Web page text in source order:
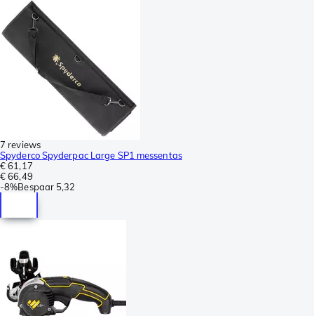
7 reviews
Spyderco Spyderpac Large SP1 messentas
€ 61,17
€ 66,49
-8%Bespaar 5,32